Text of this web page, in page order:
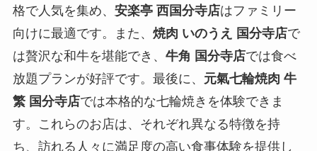
格で人気を集め、 安楽亭 西国分寺店はファミリー
向けに最適です。また、 焼肉 いのうえ 国分寺店で
は贅沢な和牛を堪能でき、 牛角 国分寺店では食べ
放題プランが好評です。最後に、 元氣七輪焼肉 牛
繁 国分寺店では本格的な七輪焼きを体験できま
す。これらのお店は、それぞれ異なる特徴を持
ち、訪れる人々に満足度の高い食事体験を提供し